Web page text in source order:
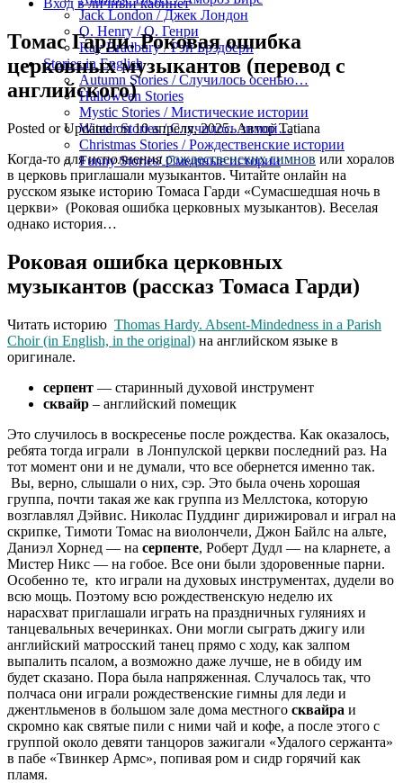
Jack London / Джек Лондон
O. Henry / О. Генри
Ray Bradbury / Рэй Брэдбери
Stories in English
Autumn Stories / Случилось осенью…
Halloween Stories
Mystic Stories / Мистические истории
Winter Stories / Случилось зимой…
Christmas Stories / Рождественские истории
Funny Stories/ Смешные истории
Вход в личный кабинет
Томас Гарди. Роковая ошибка
церковных музыкантов (перевод с
английского)
Posted or Updated on10 апреля, 2025. АвторTatiana
Когда-то для исполнениярождественских гимнов или хоралов
в церковь приглашали музыкантов. Читайте онлайн на
русском языке историю Томаса Гарди «Сумаcшедшая ночь в
церкви» (Роковая ошибка церковных музыкантов). Веселая
однако история…
Роковая ошибка церковных
музыкантов (рассказ Томаса Гарди)
Читать историю Thomas Hardy. Absent-Mindedness in a Parish
Choir (in English, in the original) на английском языке в
оригинале.
серпент — старинный духовой инструмент
сквайр – английский помещик
Это случилось в воскресенье после рождества. Как оказалось,
ребята тогда играли в Лонпулской церкви последний раз. На
тот момент они и не думали, что все обернется именно так.
Вы, верно, слышали о них, сэр. Это была очень хорошая
группа, почти такая же как группа из Меллстока, которую
возглавлял Дэйвис. Николас Пуддинг дирижировал и играл на
скрипке, Тимоти Томас на виолончели, Джон Байлс на альте,
Даниэл Хорнед — на серпенте, Роберт Дудл — на кларнете, а
Мистер Никс — на гобое. Все они были здоровенные парни.
Особенно те, кто играли на духовых инструментах, дудели во
всю мощь. Поэтому всю рождественскую неделю их
нарасхват приглашали играть на праздничных гуляниях и
танцевальных вечеринках. Они могли сыграть джигу или
английский матросский танец прямо с ходу, как залпом
выпалить псалом, а возможно даже лучше, не в обиду им
будет сказано. Пора была напряженная. Случалось так, что
полчаса они играли рождественские гимны для леди и
джентльменов в большом зале дома местного сквайра и
скромно как святые пили с ними чай и кофе, а после этого с
группой около девяти танцоров зажигали «Удалого сержанта»
в пабе «Твинкер Армс», попивая ром и сидр горячий как
пламя.